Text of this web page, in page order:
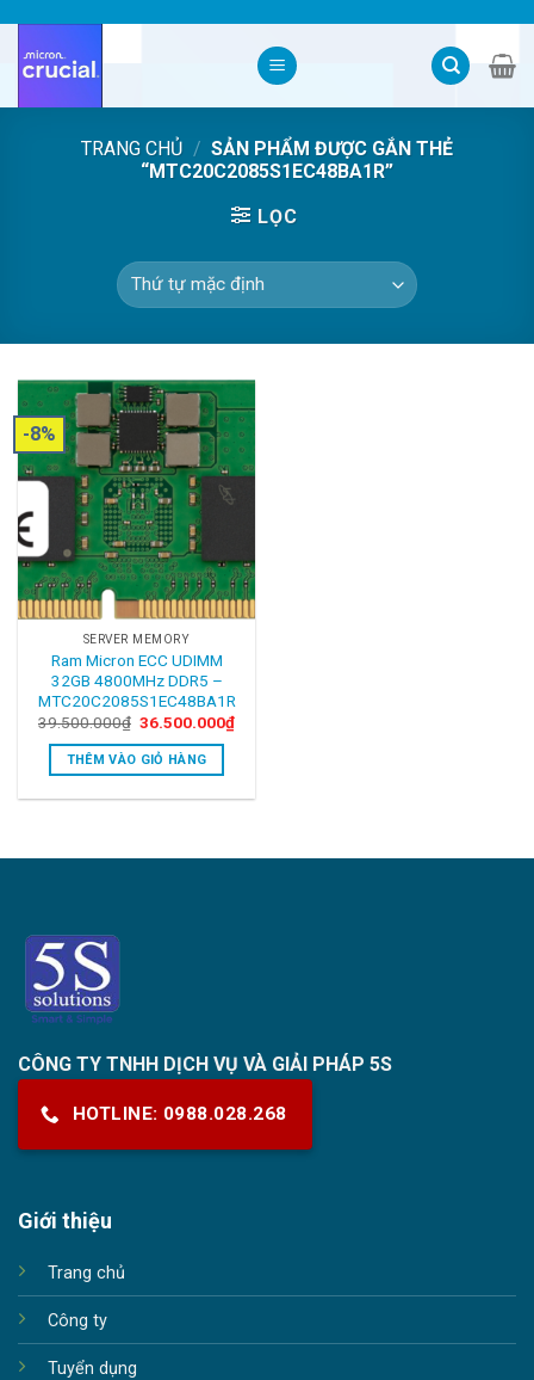
content
TRANG CHỦ / SẢN PHẨM ĐƯỢC GẮN THẺ
“MTC20C2085S1EC48BA1R”
LỌC
-8%
SERVER MEMORY
Ram Micron ECC UDIMM
32GB 4800MHz DDR5 –
MTC20C2085S1EC48BA1R
39.500.000₫ Original
was:
39.500.000₫.
36.500.000₫Current
THÊM VÀO GIỎ HÀNG
CÔNG TY TNHH DỊCH VỤ VÀ GIẢI PHÁP 5S
HOTLINE: 0988.028.268
Giới thiệu
Trang chủ
Công ty
Tuyển dụng